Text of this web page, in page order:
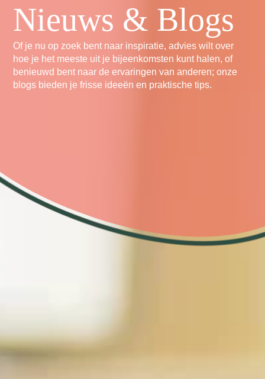
Nieuws & Blogs
Of je nu op zoek bent naar inspiratie, advies wilt over
hoe je het meeste uit je bijeenkomsten kunt halen, of
benieuwd bent naar de ervaringen van anderen; onze
blogs bieden je frisse ideeën en praktische tips.